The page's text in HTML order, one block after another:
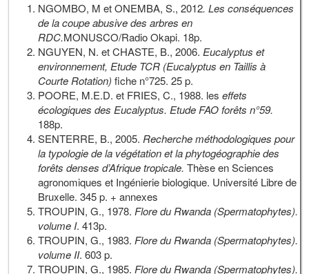
NGOMBO, M et ONEMBA, S., 2012. Les conséquences
de la coupe abusive des arbres en
RDC.MONUSCO/Radio Okapi. 18p.
NGUYEN, N. et CHASTE, B., 2006. Eucalyptus et
environnement, Etude TCR (Eucalyptus en Taillis à
Courte Rotation)fiche n°725. 25 p.
POORE, M.E.D. et FRIES, C., 1988. leseffets
écologiques des Eucalyptus. Etude FAO forêts n°59.
188p.
SENTERRE, B., 2005. Recherche méthodologiques pour
la typologie de la végétation et la phytogéographie des
forêts denses d’Afrique tropicale. Thèse en Sciences
agronomiques et Ingénierie biologique. Université Libre de
Bruxelle. 345 p. + annexes
TROUPIN, G., 1978. Flore du Rwanda (Spermatophytes).
volume I. 413p.
TROUPIN, G., 1983. Flore du Rwanda (Spermatophytes).
volume II. 603 p.
TROUPIN, G., 1985. Flore du Rwanda (Spermatophytes).